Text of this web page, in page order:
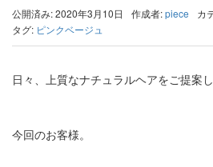
公開済み: 2020年3月10日 作成者:piece カ
タグ: ピンクベージュ
日々、上質なナチュラルヘアをご提案し
今回のお客様。